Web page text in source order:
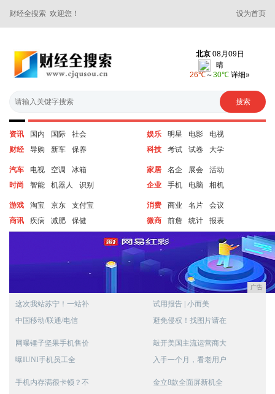
财经全搜索 欢迎您！ 设为首页
资讯 国内 国际
社会
财经
导购 新车 保养
娱乐 明星 电影
电视
科技
考试 试卷 大学
汽车 电视 空调
冰箱
时尚
智能 机器人 识别
家居 名企 展会
活动
企业
手机 电脑 相机
游戏 淘宝 京东
支付宝
商讯
疾病 减肥 保健
消费 商业 名片
会议
微商
前詹 统计 报表
广告
这次我站苏宁！一站补
中国移动/联通/电信
试用报告 | 小而美
避免侵权！找图片请在
网曝锤子坚果手机售价
曝IUNI手机员工全
敲开美国主流运营商大
入手一个月，看老用户
手机内存满很卡顿？不
金立8款全面屏新机全